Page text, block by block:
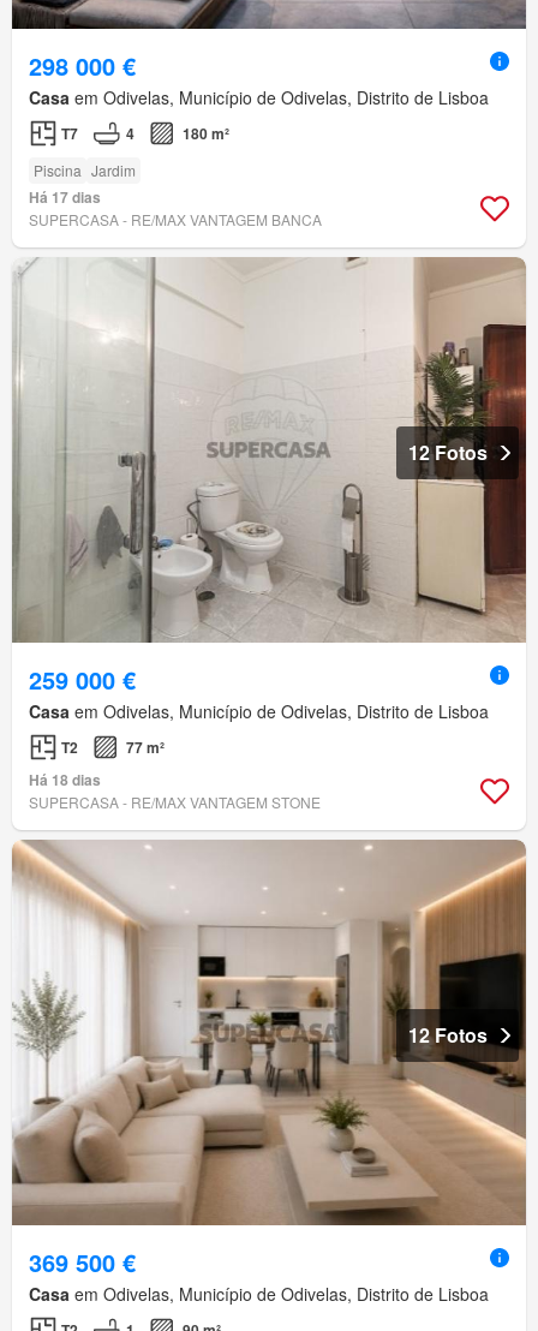
298 000 €
Casa em Odivelas, Município de Odivelas, Distrito de Lisboa
T7 4 180 m²
Piscina Jardim
Há 17 dias
SUPERCASA - RE/MAX VANTAGEM BANCA
12 Fotos
259 000 €
Casa em Odivelas, Município de Odivelas, Distrito de Lisboa
T2
77 m²
Há 18 dias
SUPERCASA - RE/MAX VANTAGEM STONE
12 Fotos
369 500 €
Casa em Odivelas, Município de Odivelas, Distrito de Lisboa